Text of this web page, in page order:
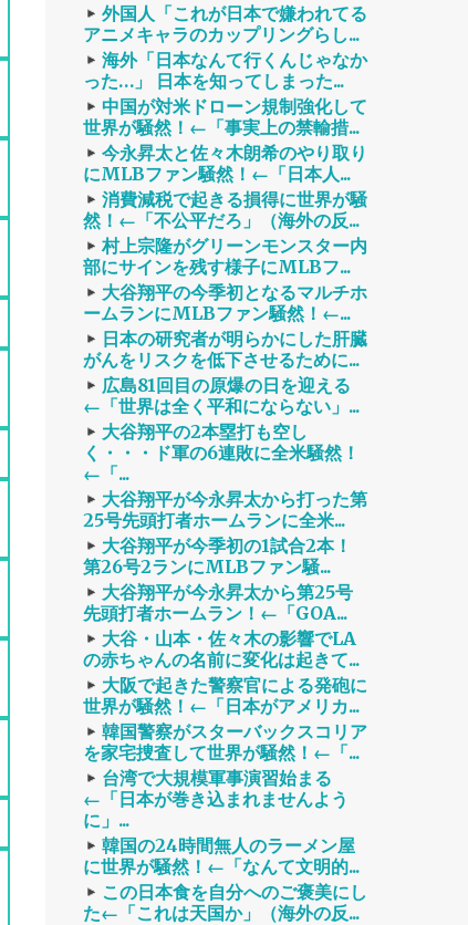
外国人「これが日本で嫌われてる
アニメキャラのカップリングらし...
海外「日本なんて行くんじゃなか
った…」 日本を知ってしまった...
中国が対米ドローン規制強化して
世界が騒然！←「事実上の禁輸措...
今永昇太と佐々木朗希のやり取り
にMLBファン騒然！←「日本人...
消費減税で起きる損得に世界が騒
然！←「不公平だろ」（海外の反...
村上宗隆がグリーンモンスター内
部にサインを残す様子にMLBフ...
大谷翔平の今季初となるマルチホ
ームランにMLBファン騒然！←...
日本の研究者が明らかにした肝臓
がんをリスクを低下させるために...
広島81回目の原爆の日を迎える
←「世界は全く平和にならない」...
大谷翔平の2本塁打も空し
く・・・ド軍の6連敗に全米騒然！
←「...
大谷翔平が今永昇太から打った第
25号先頭打者ホームランに全米...
大谷翔平が今季初の1試合2本！
第26号2ランにMLBファン騒...
大谷翔平が今永昇太から第25号
先頭打者ホームラン！←「GOA...
大谷・山本・佐々木の影響でLA
の赤ちゃんの名前に変化は起きて...
大阪で起きた警察官による発砲に
世界が騒然！←「日本がアメリカ...
韓国警察がスターバックスコリア
を家宅捜査して世界が騒然！←「...
台湾で大規模軍事演習始まる
←「日本が巻き込まれませんよう
に」...
韓国の24時間無人のラーメン屋
に世界が騒然！←「なんて文明的...
この日本食を自分へのご褒美にし
た←「これは天国か」（海外の反...